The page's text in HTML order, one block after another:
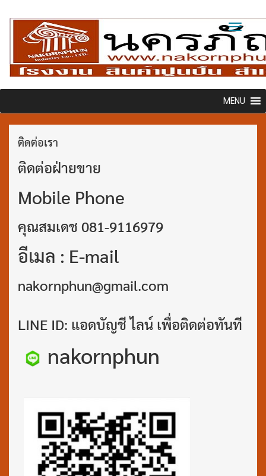
Toggle
MENU
ติดต่อเรา
ติดต่อฝ่ายขาย
Mobile Phone
คุณสมเดช 081-9116979
อีเมล : E-mail
nakornphun@gmail.com
LINE ID: แอดบัญชี ไลน์ เพื่อติดต่อทันที
nakornphun